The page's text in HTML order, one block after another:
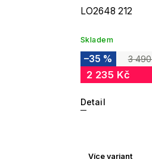
LO2648 212
Skladem
3
–35 %
2 235 Kč
Detail
Více variant